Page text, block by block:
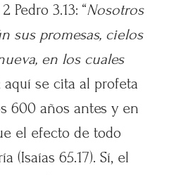
Pedro 3.13: “Nosotros
sus promesas, cielos
en los cuales
aquí se cita al profeta
600 años antes y en
el efecto de todo
(Isaías 65.17). Sí, el